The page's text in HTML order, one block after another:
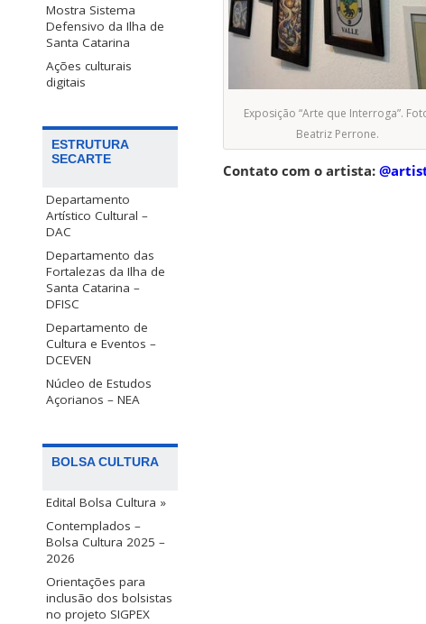
Mostra Sistema
Defensivo da Ilha de
Santa Catarina
Ações culturais
digitais
ESTRUTURA
SECARTE
Departamento
Artístico Cultural –
DAC
Departamento das
Fortalezas da Ilha de
Santa Catarina –
DFISC
Departamento de
Cultura e Eventos –
DCEVEN
Núcleo de Estudos
Açorianos – NEA
BOLSA CULTURA
Edital Bolsa Cultura »
Contemplados –
Bolsa Cultura 2025 –
2026
Orientações para
inclusão dos bolsistas
no projeto SIGPEX
Exposição “Arte que Interroga”.
Beatriz Perrone.
Contato com o artista: